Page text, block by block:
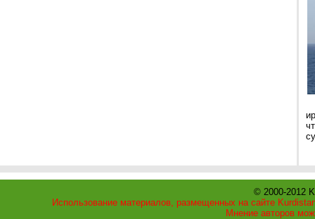
© 2000-2012
Использование материалов, размещенных на сайте
Мнение авторов